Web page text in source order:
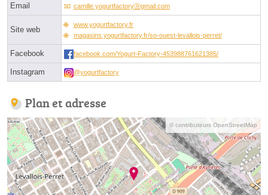
Email camille.yogurtfactoryⓐgmail.com
Site web
www.yogurtfactory.fr
magasins.yogurtfactory.fr/so-ouest-levallois-perret/
Facebook facebook.com/Yogurt-Factory-453988761621385/
Instagram @yogurtfactory
Plan et adresse
© contributeurs OpenStreetMap